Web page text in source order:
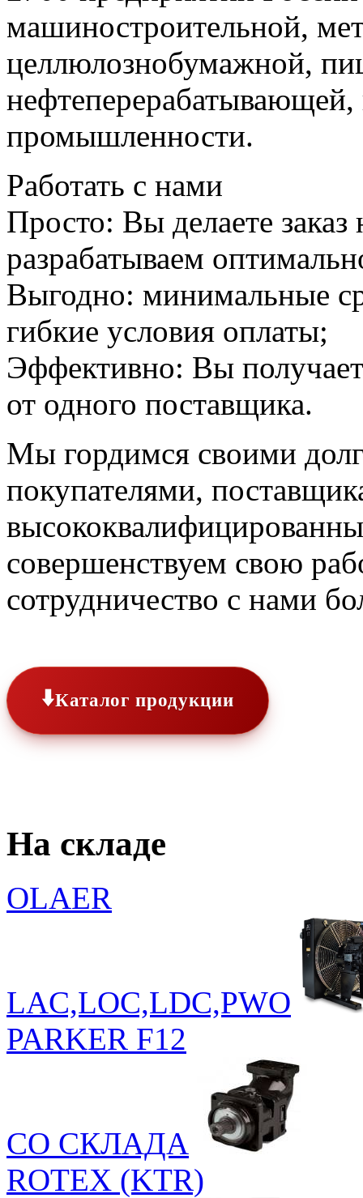
машиностроительной,
целлюлознобумажной,
промышленности.
Работать с нами
Просто: Вы делаете
разрабатываем
Выгодно: минимальные
гибкие условия оплаты;
Эффективно: Вы
от одного поставщика.
Мы гордимся своими
покупателями,
совершенствуем свою
сотрудничество с нами
⬇️Каталог продукции
На складе
OLAER
LAC,LOC,LDC,PWO
PARKER F12
СО СКЛАДА
ROTEX (KTR)